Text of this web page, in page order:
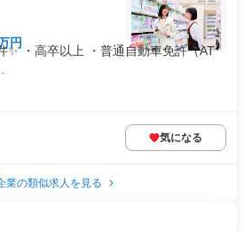
円
✨ ・高卒以上 ・普通自動車免許（AT
気になる
業の類似求人を見る